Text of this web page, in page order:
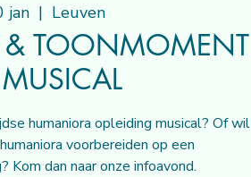
jan
  |
Leuven
TOONMOMENT
humaniora opleiding musical? Of wil
voorbereiden op een
Kom dan naar onze infoavond.